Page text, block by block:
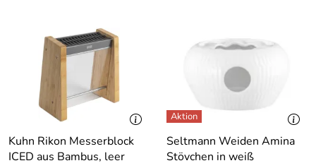
Kuhn Rikon Messerblock
ICED aus Bambus, leer
Seltmann Weiden Amina
Stövchen in weiß